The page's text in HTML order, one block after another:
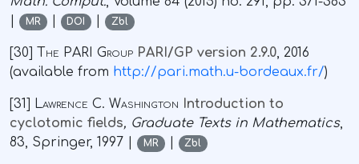
MR | DOI | Zbl
[30] The PARI Group PARI/GP version 2.9.0, 2016
(available from http://pari.math.u-bordeaux.fr/)
[31] Lawrence C. Washington Introduction to
cyclotomic fields, Graduate Texts in Mathematics,
83, Springer, 1997 | MR | Zbl